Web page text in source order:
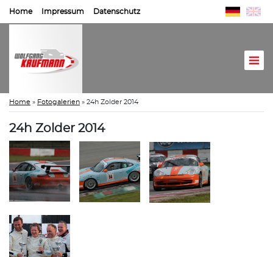
Home Impressum Datenschutz
Home » Fotogalerien » 24h Zolder 2014
24h Zolder 2014